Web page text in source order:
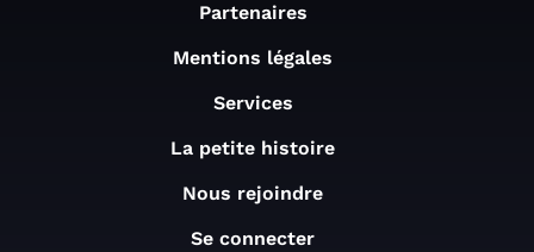
Partenaires
Mentions légales
Services
La petite histoire
Nous rejoindre
Se connecter